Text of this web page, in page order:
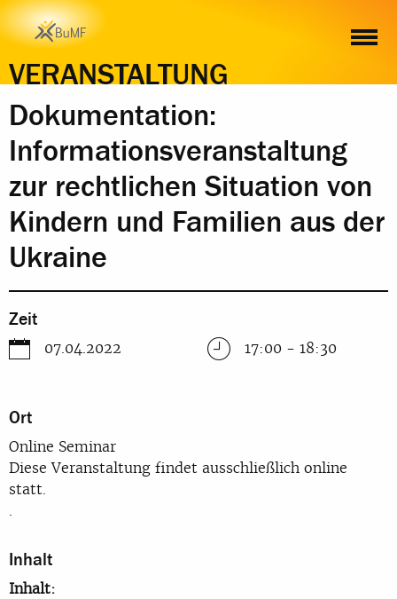
VERANSTALTUNG
ZEIT ORT
Dokumentation:
Informationsveranstaltung
zur rechtlichen Situation von
Kindern und Familien aus der
Ukraine
Zeit
07.04.2022 17:00 - 18:30
Ort
Online Seminar
Diese Veranstaltung findet ausschließlich online
statt.
.
Inhalt
Inhalt: